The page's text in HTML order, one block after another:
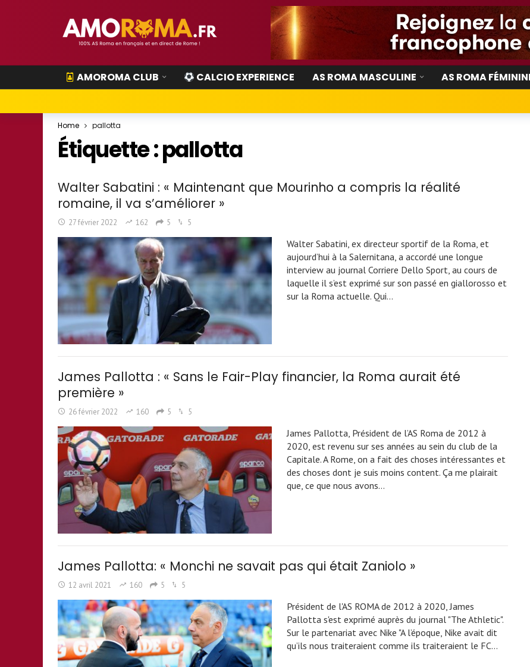
AMOROMA CLUB CALCIO EXPERIENCE AS ROMA MASCULINE AS ROMA
Home pallotta
Étiquette :pallotta
Walter Sabatini : « Maintenant que Mourinho a compris la réalité
romaine, il va s’améliorer »
27 février 2022 162 5 5
Walter Sabatini, ex directeur sportif de la Roma, et
aujourd’hui à la Salernitana, a accordé une longue
interview au journal Corriere Dello Sport, au cours de
laquelle il s’est exprimé sur son passé en giallorosso et
sur la Roma actuelle. Qui…
James Pallotta : « Sans le Fair-Play financier, la Roma aurait été
première »
26 février 2022 160 5 5
James Pallotta, Président de l’AS Roma de 2012 à
2020, est revenu sur ses années au sein du club de la
Capitale. A Rome, on a fait des choses intéressantes et
des choses dont je suis moins content. Ça me plairait
que, ce que nous avons…
James Pallotta: « Monchi ne savait pas qui était Zaniolo »
12 avril 2021 160 5 5
Président de l'AS ROMA de 2012 à 2020, James
Pallotta s'est exprimé auprès du journal "The Athletic".
Sur le partenariat avec Nike "A l’époque, Nike avait dit
qu’ils nous traiteraient comme ils traiteraient le FC…